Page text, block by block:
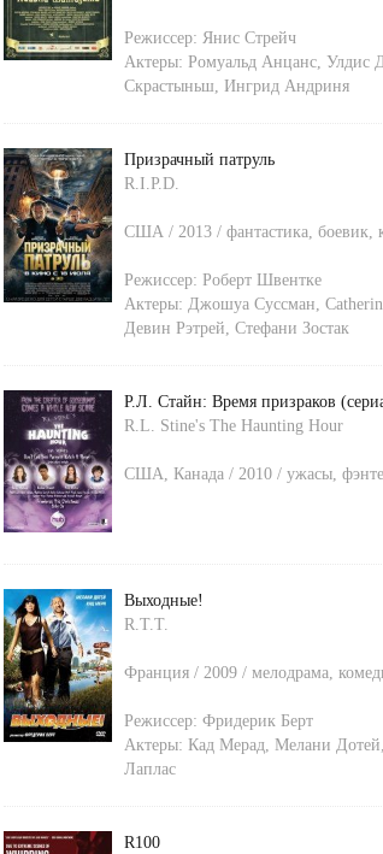
Режиссер: Янис Стрейч
Актеры: Ромуальд Анцанс, Улдис
Скрастыньш, Ингрид Андриня
Призрачный патруль
R.I.P.D.
США / 2013 / фантастика, боевик,
Режиссер: Роберт Швентке
Актеры: Джошуа Суссман,
Девин Рэтрей, Стефани Зостак
Р.Л. Стайн: Время призраков
R.L. Stine's The Haunting Hour
США, Канада / 2010 / ужасы,
Выходные!
R.T.T.
Франция / 2009 / мелодрама,
Режиссер: Фридерик Берт
Актеры: Кад Мерад, Мелани Дотей
Лаплас
R100